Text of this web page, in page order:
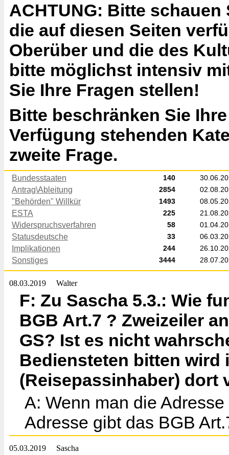
ACHTUNG: Bitte
die auf diesen Seiten
Oberüber und die des
bitte möglichst intensiv
Sie Ihre Fragen stellen!
Bitte beschränken Sie
Verfügung stehenden
zweite Frage.
Bundesstaaten 140
Antrag\Ableitung 2854
"Behörden" Willkür 1493
ESTA 225
Widerspruchsverfahren 58
Statusdeutsche 33
Implikationen 244
Sonstiges 3444
08.03.2019 Walter
F: Zu Sascha 5.3.: Wie
BGB Art.7 ? Zweizeiler
GS? Ist es nicht
Bediensteten bitten wird
(Reisepassinhaber) dort
A: Wenn man die
Adresse gibt das BGB
05.03.2019 Sascha